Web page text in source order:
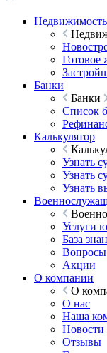
Недвижимость
Готовое
Банки
Банки
Список
Калькулятор
Узнать
Узнать
Узнать
Услуги
База
Акции
О компании
О
О нас
Наша
Новости
Отзывы